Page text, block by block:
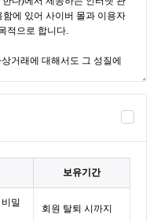
보유기간
밀
회원 탈퇴 시까지